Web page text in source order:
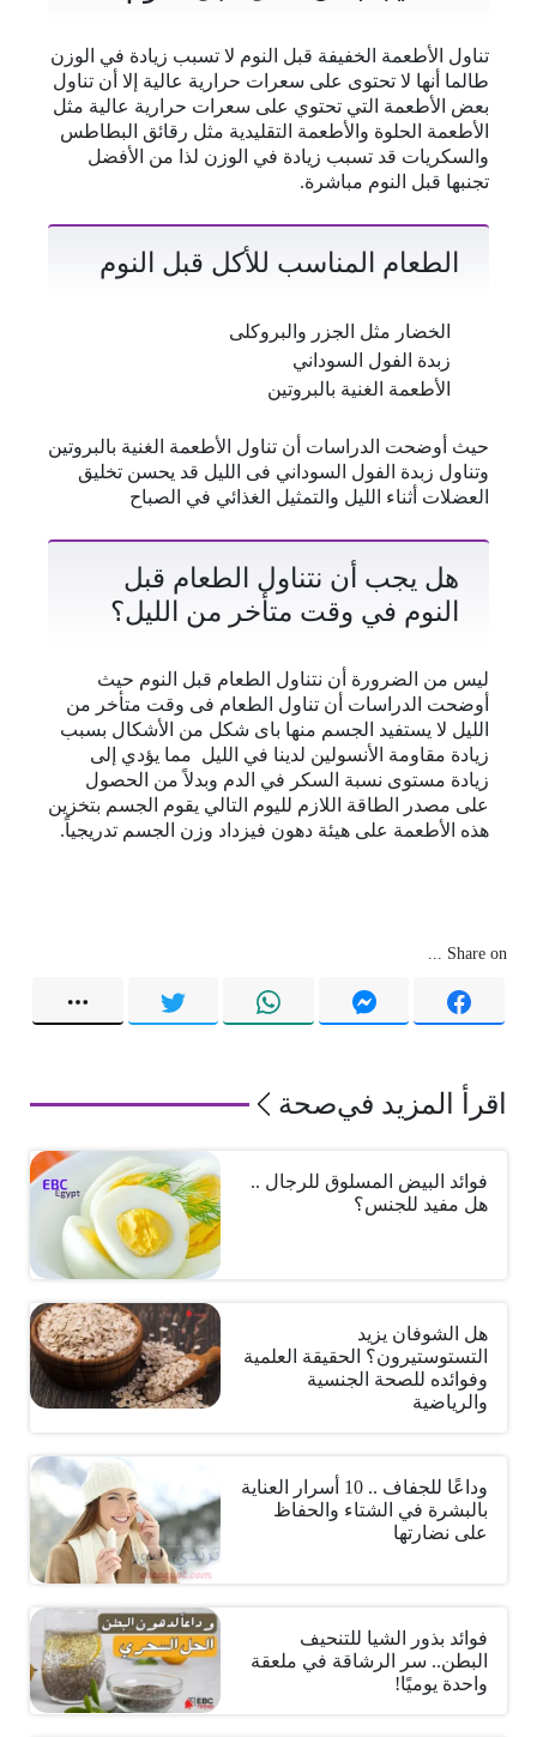
تناول الأطعمة الخفيفة قبل النوم لا تسبب زيادة في الوزن
طالما أنها لا تحتوى على سعرات حرارية عالية إلا أن تناول
بعض الأطعمة التي تحتوي على سعرات حرارية عالية مثل
الأطعمة الحلوة والأطعمة التقليدية مثل رقائق البطاطس
والسكريات قد تسبب زيادة في الوزن لذا من الأفضل
تجنبها قبل النوم مباشرة.
الطعام المناسب للأكل قبل النوم
الخضار مثل الجزر والبروكلى
زبدة الفول السوداني
الأطعمة الغنية بالبروتين
حيث أوضحت الدراسات أن تناول الأطعمة الغنية بالبروتين
وتناول زبدة الفول السوداني فى الليل قد يحسن تخليق
العضلات أثناء الليل والتمثيل الغذائي في الصباح
هل يجب أن نتناول الطعام قبل
النوم في وقت متأخر من الليل؟
ليس من الضرورة أن نتناول الطعام قبل النوم حيث
أوضحت الدراسات أن تناول الطعام فى وقت متأخر من
الليل لا يستفيد الجسم منها باى شكل من الأشكال بسبب
زيادة مقاومة الأنسولين لدينا في الليل مما يؤدي إلى
زيادة مستوى نسبة السكر في الدم وبدلاً من الحصول
على مصدر الطاقة اللازم لليوم التالي يقوم الجسم بتخزين
هذه الأطعمة على هيئة دهون فيزداد وزن الجسم تدريجياً.
Share on ...
اقرأ المزيد فيصحة
فوائد البيض المسلوق للرجال ..
هل مفيد للجنس؟
هل الشوفان يزيد
التستوستيرون؟ الحقيقة العلمية
وفوائده للصحة الجنسية
والرياضية
وداعًا للجفاف .. 10 أسرار العناية
بالبشرة في الشتاء والحفاظ
على نضارتها
فوائد بذور الشيا للتنحيف
البطن.. سر الرشاقة في ملعقة
واحدة يوميًا!